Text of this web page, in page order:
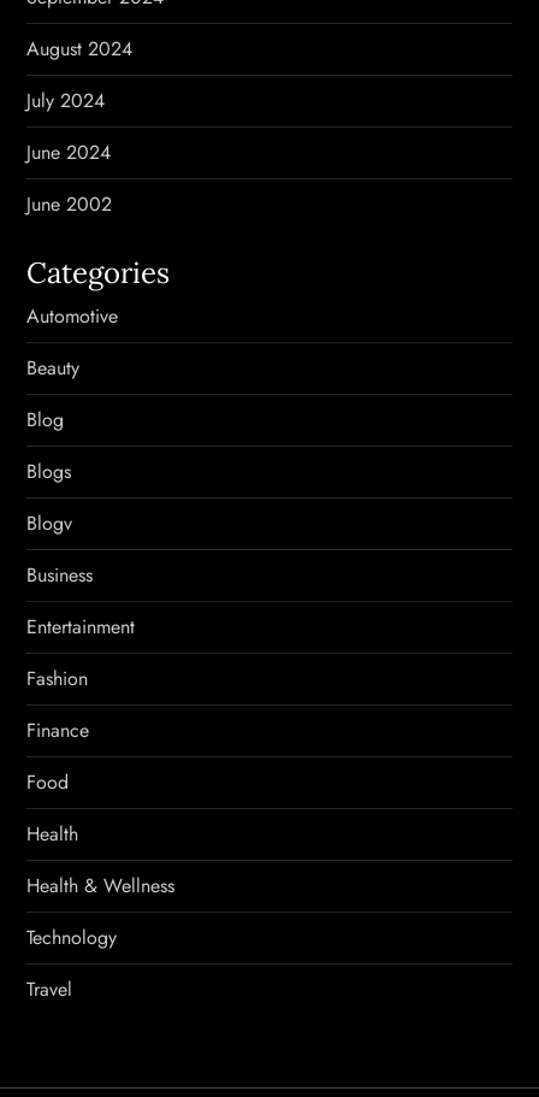
August 2024
July 2024
June 2024
June 2002
Categories
Automotive
Beauty
Blog
Blogs
Blogv
Business
Entertainment
Fashion
Finance
Food
Health
Health & Wellness
Technology
Travel